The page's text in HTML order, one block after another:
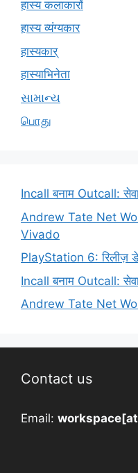
हास्य कलाकारों
हास्य व्यंग्यकार
हास्यकार्
हास्याभिनेता
સામાન્ય
பொது
Incall बनाम Outcall:
Andrew Tate Net
Vivado
PlayStation 6: रिलीज़
Incall बनाम Outcall:
Andrew Tate Net
Contact us
Email: